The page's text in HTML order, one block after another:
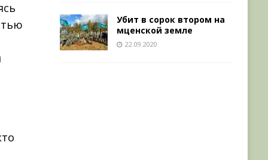
Убит в сорок втором на
мценской земле
22.09.2020